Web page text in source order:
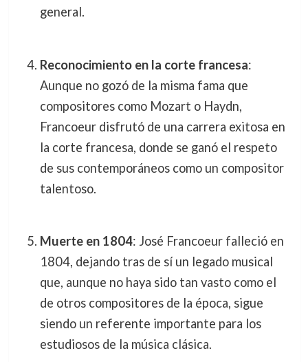
general.
Reconocimiento en la corte francesa:
Aunque no gozó de la misma fama que
compositores como Mozart o Haydn,
Francoeur disfrutó de una carrera exitosa en
la corte francesa, donde se ganó el respeto
de sus contemporáneos como un compositor
talentoso.
Muerte en 1804: José Francoeur falleció en
1804, dejando tras de sí un legado musical
que, aunque no haya sido tan vasto como el
de otros compositores de la época, sigue
siendo un referente importante para los
estudiosos de la música clásica.